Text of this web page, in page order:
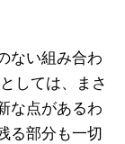
ない組み合わ
しては、まさ
な点があるわ
る部分も一切